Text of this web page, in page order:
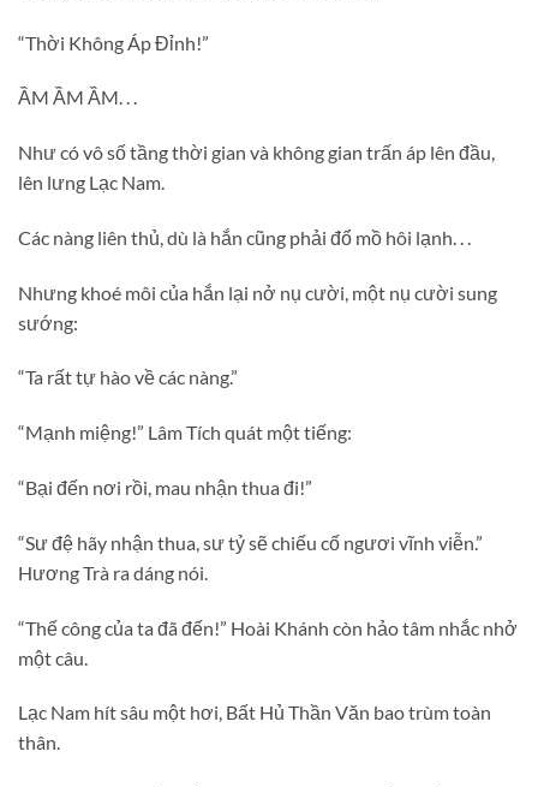
“Thời Không Áp Đỉnh!”
ẦM ẦM ẦM. . .
Như có vô số tầng thời gian và không gian trấn áp lên đầu,
lên lưng Lạc Nam.
Các nàng liên thủ, dù là hắn cũng phải đổ mồ hôi lạnh. . .
Nhưng khoé môi của hắn lại nở nụ cười, một nụ cười sung
sướng:
“Ta rất tự hào về các nàng.”
“Mạnh miệng!” Lâm Tích quát một tiếng:
“Bại đến nơi rồi, mau nhận thua đi!”
“Sư đệ hãy nhận thua, sư tỷ sẽ chiếu cố ngươi vĩnh viễn.”
Hương Trà ra dáng nói.
“Thế công của ta đã đến!” Hoài Khánh còn hảo tâm nhắc nhở
một câu.
Lạc Nam hít sâu một hơi, Bất Hủ Thần Văn bao trùm toàn
thân.